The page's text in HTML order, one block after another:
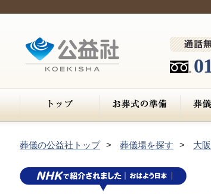
葬儀の公益社トップ 葬儀場を探す 大